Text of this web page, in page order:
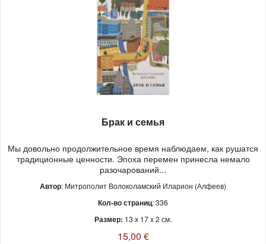
Брак и семья
Мы довольно продолжительное время наблюдаем, как рушатся
традиционные ценности. Эпоха перемен принесла немало
разочарований...
Автор: Митрополит Волоколамский Иларион (Алфеев)
Кол-во страниц: 336
Размер: 13 x 17 x 2 см.
15,00 €